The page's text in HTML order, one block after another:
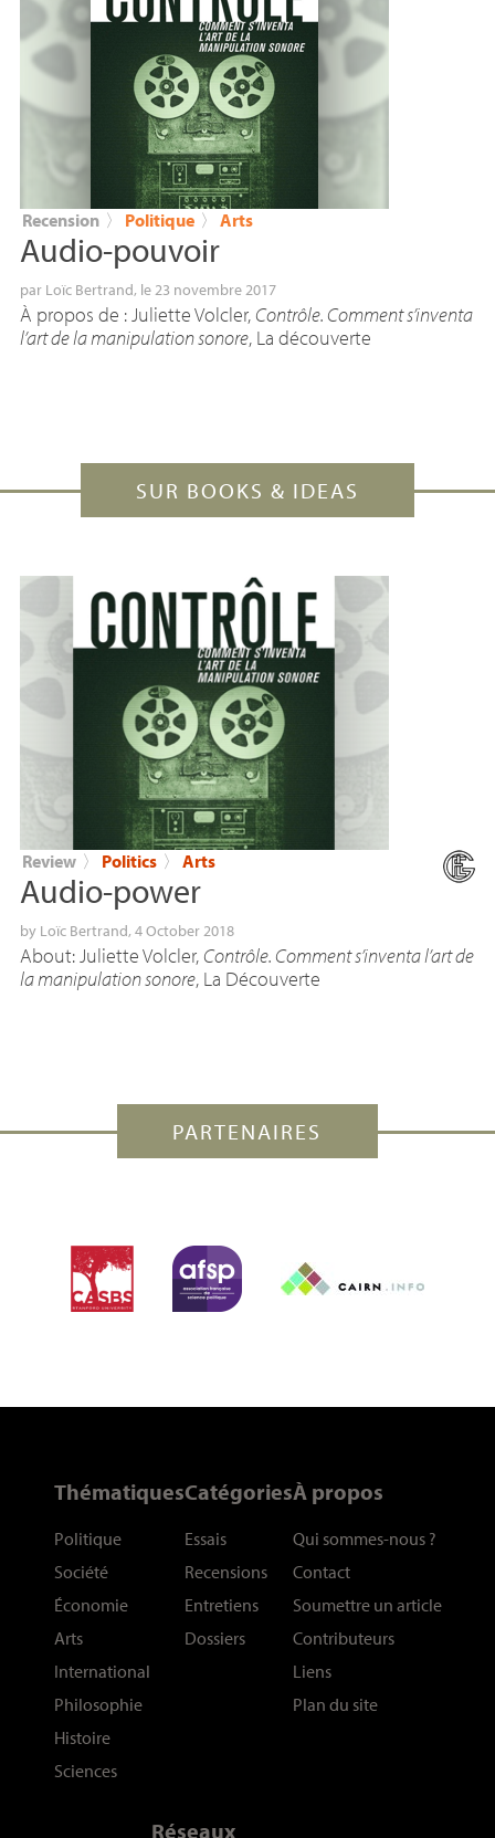
Recension 〉 Politique 〉 Arts
Audio-pouvoir
par Loïc Bertrand, le 23 novembre 2017
À propos de : Juliette Volcler, Contrôle. Comment s’inventa
l’art de la manipulation sonore, La découverte
SUR BOOKS & IDEAS
Review 〉 Politics 〉 Arts
Audio-power
by Loïc Bertrand, 4 October 2018
About: Juliette Volcler, Contrôle. Comment s’inventa l’art de
la manipulation sonore, La Découverte
PARTENAIRES
Thématiques
Politique
Société
Économie
Arts
International
Philosophie
Histoire
Sciences
Catégories
Essais
Recensions
Entretiens
Dossiers
À propos
Qui sommes-nous ?
Contact
Soumettre un article
Contributeurs
Liens
Plan du site
Réseaux